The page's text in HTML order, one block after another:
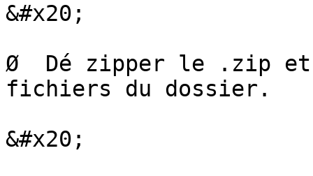
&#x20;
Ø  Dé zipper le .zip et
fichiers du dossier.
&#x20;